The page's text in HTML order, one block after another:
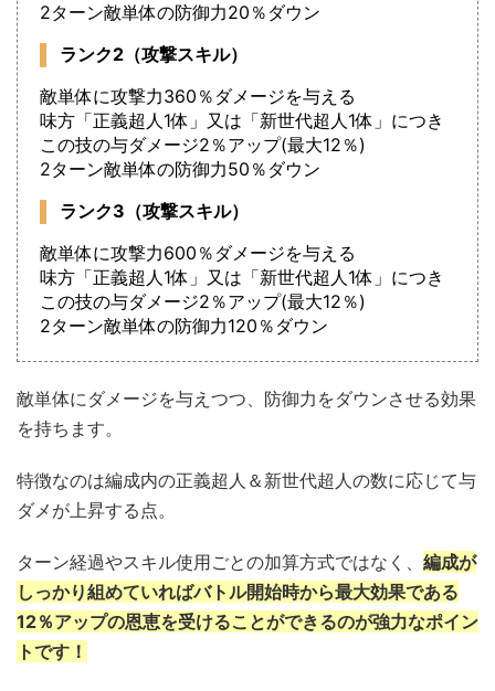
2ターン敵単体の防御力20％ダウン
ランク2（攻撃スキル）
敵単体に攻撃力360％ダメージを与える
味方「正義超人1体」又は「新世代超人1体」につき
この技の与ダメージ2％アップ(最大12％)
2ターン敵単体の防御力50％ダウン
ランク3（攻撃スキル）
敵単体に攻撃力600％ダメージを与える
味方「正義超人1体」又は「新世代超人1体」につき
この技の与ダメージ2％アップ(最大12％)
2ターン敵単体の防御力120％ダウン
敵単体にダメージを与えつつ、防御力をダウンさせる効果
を持ちます。
特徴なのは編成内の正義超人＆新世代超人の数に応じて与
ダメが上昇する点。
ターン経過やスキル使用ごとの加算方式ではなく、 編成が
しっかり組めていればバトル開始時から最大効果である
12％アップの恩恵を受けることができるのが強力なポイン
トです！